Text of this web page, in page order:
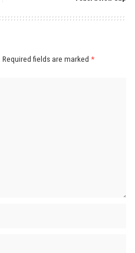
Required fields are marked *